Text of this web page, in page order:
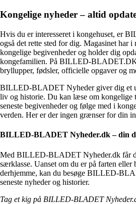
Kongelige nyheder – altid
Hvis du er interesseret i kongehuset, er
også det rette sted for dig. Magasinet har
kongelige begivenheder og holder dig
kongefamilien. På BILLED-
bryllupper, fødsler, officielle opgaver og
BILLED-BLADET Nyheder giver dig et
liv og historie. Du kan læse om kongelige
seneste begivenheder og følge med i
verden. Her er der ingen grænser for din
BILLED-BLADET Nyheder.dk – din
Med BILLED-BLADET Nyheder.dk får
særklasse. Uanset om du er på farten eller
derhjemme, kan du besøge BILLED-
seneste nyheder og historier.
Tag et kig på BILLED-BLADET